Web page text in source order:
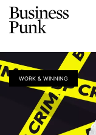
WORK & WINNING